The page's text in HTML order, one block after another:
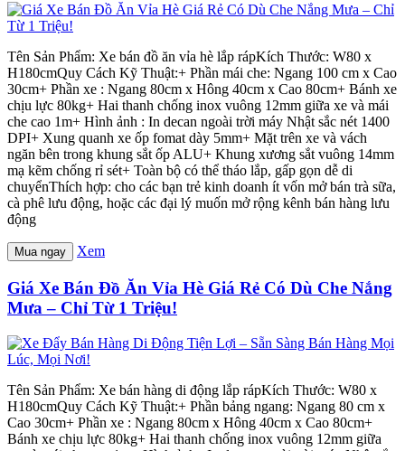
Tên Sản Phẩm: Xe bán đồ ăn vỉa hè lắp rápKích Thước: W80 x
H180cmQuy Cách Kỹ Thuật:+ Phần mái che: Ngang 100 cm x Cao
30cm+ Phần xe : Ngang 80cm x Hông 40cm x Cao 80cm+ Bánh xe
chịu lực 80kg+ Hai thanh chống inox vuông 12mm giữa xe và mái
che cao 1m+ Hình ảnh : In decan ngoài trời máy Nhật sắc nét 1400
DPI+ Xung quanh xe ốp fomat dày 5mm+ Mặt trên xe và vách
ngăn bên trong khung sắt ốp ALU+ Khung xương sắt vuông 14mm
mạ kẽm chống rỉ sét+ Toàn bộ có thể tháo lắp, gấp gọn dễ di
chuyểnThích hợp: cho các bạn trẻ kinh doanh ít vốn mở bán trà sữa,
cà phê lưu động, hoặc các đại lý muốn mở rộng kênh bán hàng lưu
động
Mua ngay Xem
Giá Xe Bán Đồ Ăn Vỉa Hè Giá Rẻ Có Dù Che Nắng
Mưa – Chỉ Từ 1 Triệu!
Tên Sản Phẩm: Xe bán hàng di động lắp rápKích Thước: W80 x
H180cmQuy Cách Kỹ Thuật:+ Phần bảng ngang: Ngang 80 cm x
Cao 30cm+ Phần xe : Ngang 80cm x Hông 40cm x Cao 80cm+
Bánh xe chịu lực 80kg+ Hai thanh chống inox vuông 12mm giữa